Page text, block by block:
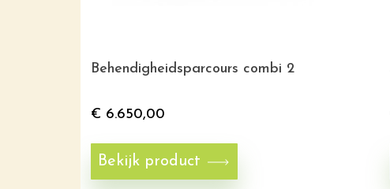
Behendigheidsparcours combi 2
€ 6.650,00
Bekijk product